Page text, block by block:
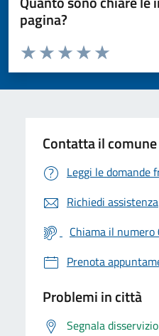
pagina?
Valuta da 1 a 5 stelle la pagina
Valuta 5
Valuta 4 stelle
Valuta 3 stelle su 5
Valuta 2 stelle su 5
Valuta 1 stelle su 5
Contatta il comune
Leggi le domande
Richiedi assistenza
Chiama il
Prenota
Problemi in città
Segnala disservizio